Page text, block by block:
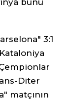
bunu
3:1
Diter
matçının